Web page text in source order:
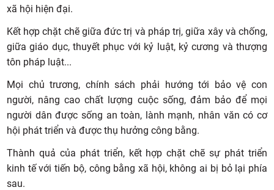
xã hội hiện đại.
Kết hợp chặt chẽ giữa đức trị và pháp trị, giữa xây và chống,
giữa giáo dục, thuyết phục với kỷ luật, kỷ cương và thượng
tôn pháp luật...
Mọi chủ trương, chính sách phải hướng tới bảo vệ con
người, nâng cao chất lượng cuộc sống, đảm bảo để mọi
người dân được sống an toàn, lành mạnh, nhân văn có cơ
hội phát triển và được thụ hưởng công bằng.
Thành quả của phát triển, kết hợp chặt chẽ sự phát triển
kinh tế với tiến bộ, công bằng xã hội, không ai bị bỏ lại phía
sau.